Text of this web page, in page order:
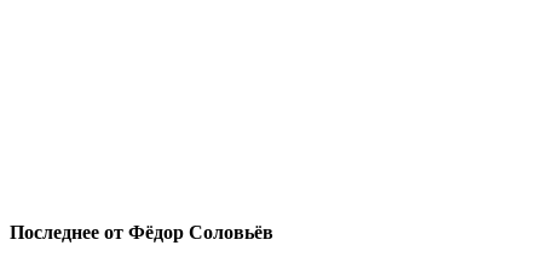
Последнее от Фёдор Соловьёв